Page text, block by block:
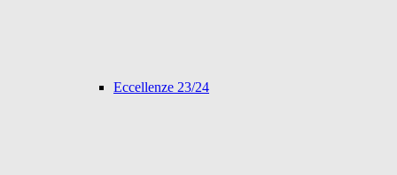
Eccellenze 23/24